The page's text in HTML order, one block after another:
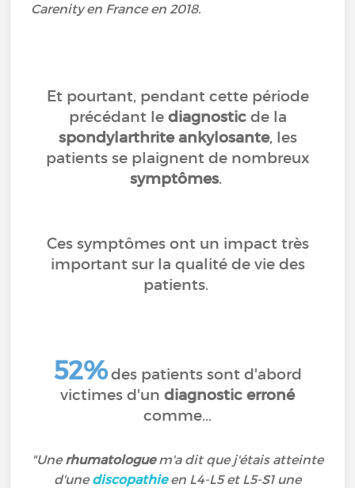
Carenity en France en 2018.
Et pourtant, pendant cette période
précédant le diagnosticde la
spondylarthrite ankylosante, les
patients se plaignent de nombreux
symptômes.
Ces symptômes ont un impact très
important sur la qualité de vie des
patients.
52%des patients sont d'abord
victimes d'un diagnostic erroné
comme...
"Une rhumatologuem'a dit que j'étais atteinte
d'une discopathieen L4-L5 et L5-S1 une